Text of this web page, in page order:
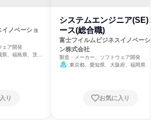
ノベーショ
ェア開発
、福島県、茨城
り
システムエンジニア(SE)
ース(総合職)
富士フイルムビジネスイノベー
ン株式会社
製造・メーカー、ソフトウェア開発
東京都、愛知県、大阪府、福岡県
お気に入り